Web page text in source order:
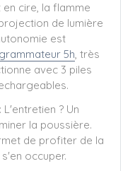
en cire, la flamme
de lumière
est
5h, très
avec 3 piles
: L'entretien ? Un
la poussière.
de profiter de la
occuper.